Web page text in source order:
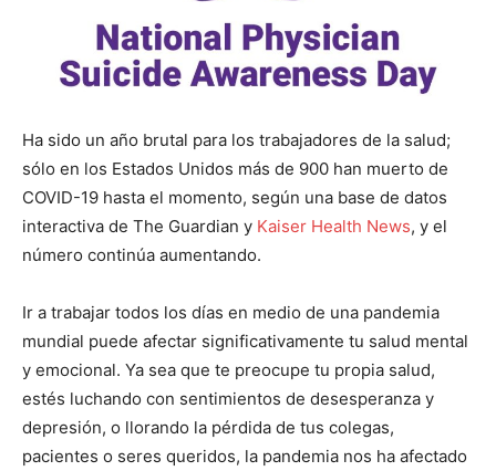
Ha sido un año brutal para los trabajadores de la salud;
sólo en los Estados Unidos más de 900 han muerto de
COVID-19 hasta el momento, según una base de datos
interactiva de The Guardian y Kaiser Health News, y el
número continúa aumentando.
Ir a trabajar todos los días en medio de una pandemia
mundial puede afectar significativamente tu salud mental
y emocional. Ya sea que te preocupe tu propia salud,
estés luchando con sentimientos de desesperanza y
depresión, o llorando la pérdida de tus colegas,
pacientes o seres queridos, la pandemia nos ha afectado